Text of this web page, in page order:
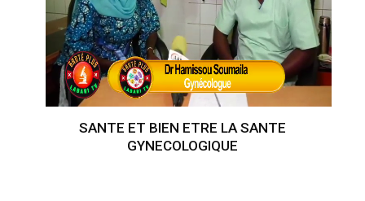
SANTE ET BIEN ETRE LA SANTE
GYNECOLOGIQUE